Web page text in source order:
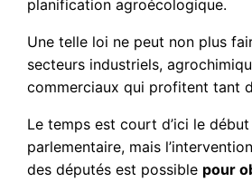
planification agroécologique.
Une telle loi ne peut non plus
secteurs industriels,
commerciaux qui profitent tant
Le temps est court d’ici le
parlementaire, mais
des députés est possible pour